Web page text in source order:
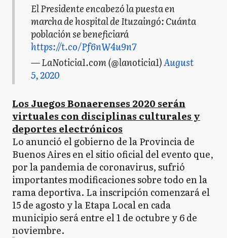
El Presidente encabezó la puesta en
marcha de hospital de Ituzaingó: Cuánta
población se beneficiará
https://t.co/Pf6nW4u9n7
— LaNoticia1.com (@lanoticia1)August
5, 2020
Los Juegos Bonaerenses 2020 serán
virtuales con disciplinas culturales y
deportes electrónicos
Lo anunció el gobierno de la Provincia de
Buenos Aires en el sitio oficial del evento que,
por la pandemia de coronavirus, sufrió
importantes modificaciones sobre todo en la
rama deportiva. La inscripción comenzará el
15 de agosto y la Etapa Local en cada
municipio será entre el 1 de octubre y 6 de
noviembre.